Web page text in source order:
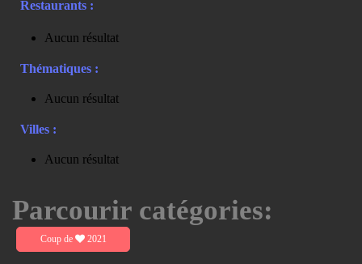
Restaurants :
Aucun résultat
Thématiques :
Aucun résultat
Villes :
Aucun résultat
Parcourir catégories:
Coup de 2021